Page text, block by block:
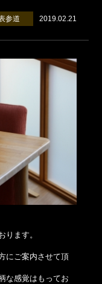
2019.02.21
参道
ります。
にご案内させて頂
な感覚はもってお